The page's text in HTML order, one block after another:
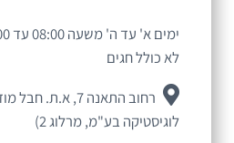
ימים א' עד ה' משעה 08:00 עד 16:00
לא כולל חגים
רחוב התאנה 7, א.ת.
לוגיסטיקה בע"מ, מרלוג 2)